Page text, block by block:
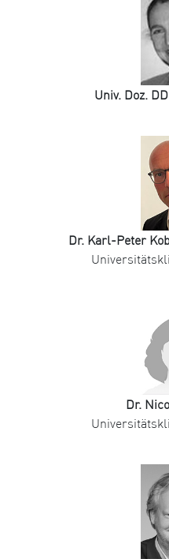
Univ. Doz.
Dr. Karl-Peter
Dr.